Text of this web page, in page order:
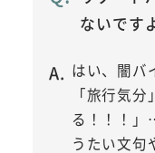
ないで
はい、闇バ
「旅行気
る！！！
うたい文句